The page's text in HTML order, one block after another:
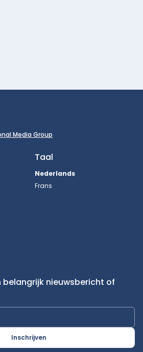
Media Group
Taal
Nederlands
Frans
belangrijk nieuwsbericht of
Inschrijven